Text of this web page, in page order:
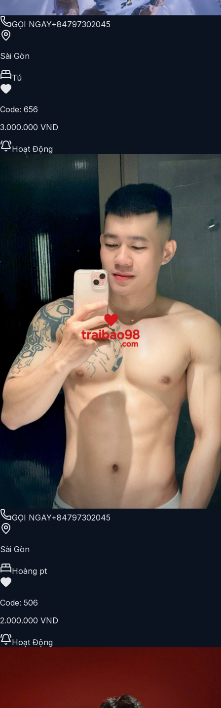
GỌI NGAY+84797302045
Sài Gòn
Tú
Code: 656
3.000.000 VND
Hoạt Động
GỌI NGAY+84797302045
Sài Gòn
Hoàng pt
Code: 506
2.000.000 VND
Hoạt Động